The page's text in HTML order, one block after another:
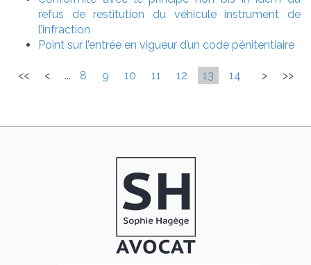
refus de restitution du véhicule instrument de
l’infraction
Point sur l’entrée en vigueur d’un code pénitentiaire
<< < ... 8 9 10 11 12 13 14 > >>